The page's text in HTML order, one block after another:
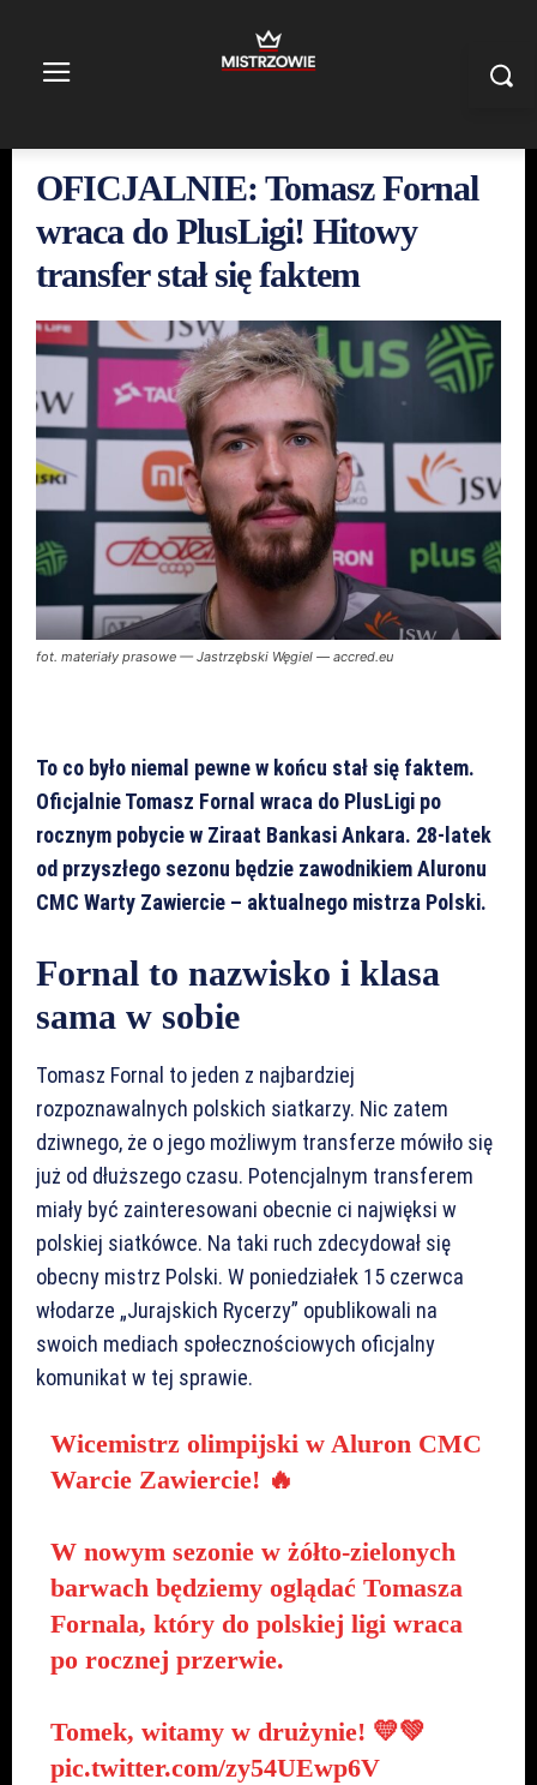
OFICJALNIE: Tomasz Fornal
wraca do PlusLigi! Hitowy
transfer stał się faktem
fot. materiały prasowe — Jastrzębski Węgiel — accred.eu
To co było niemal pewne w końcu stał się faktem.
Oficjalnie Tomasz Fornal wraca do PlusLigi po
rocznym pobycie w Ziraat Bankasi Ankara. 28-latek
od przyszłego sezonu będzie zawodnikiem Aluronu
CMC Warty Zawiercie – aktualnego mistrza Polski.
Fornal to nazwisko i klasa
sama w sobie
Tomasz Fornal to jeden z najbardziej
rozpoznawalnych polskich siatkarzy. Nic zatem
dziwnego, że o jego możliwym transferze mówiło się
już od dłuższego czasu. Potencjalnym transferem
miały być zainteresowani obecnie ci najwięksi w
polskiej siatkówce. Na taki ruch zdecydował się
obecny mistrz Polski. W poniedziałek 15 czerwca
włodarze „Jurajskich Rycerzy” opublikowali na
swoich mediach społecznościowych oficjalny
komunikat w tej sprawie.
Wicemistrz olimpijski w Aluron CMC
Warcie Zawiercie! 🔥
W nowym sezonie w żółto-zielonych
barwach będziemy oglądać Tomasza
Fornala, który do polskiej ligi wraca
po rocznej przerwie.
Tomek, witamy w drużynie! 💛💚
pic.twitter.com/zy54UEwp6V